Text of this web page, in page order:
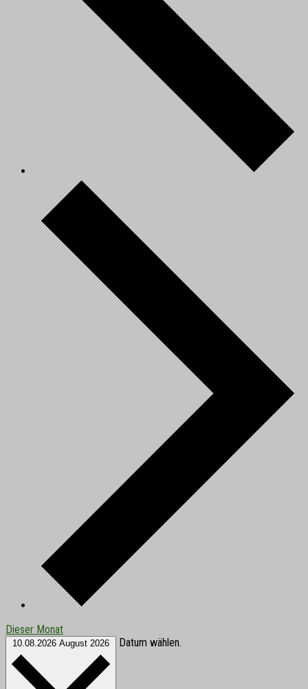
Dieser Monat
10.08.2026 August 2026 Datum wählen.